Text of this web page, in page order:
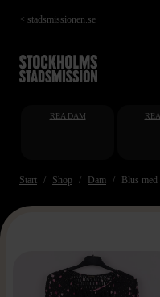
Hoppa
till
< stadsmissionen.se
REA DAM
Start Shop Dam Blus